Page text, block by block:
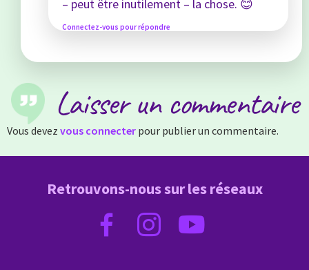
– peut être inutilement – la chose. 😊
Connectez-vous pour répondre
Laisser un commentaire
Vous devez vous connecter pour publier un commentaire.
Retrouvons-nous sur les réseaux